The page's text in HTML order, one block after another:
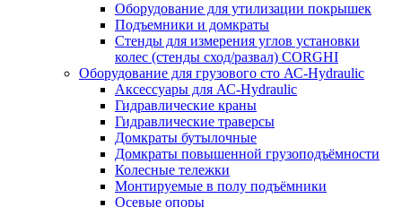
Оборудование для утилизации покрышек
Подъемники и домкраты
Стенды для измерения углов установки
колес (стенды сход/развал) CORGHI
Оборудование для грузового сто АС-Hydraulic
Аксессуары для АС-Hydraulic
Гидравлические краны
Гидравлические траверсы
Домкраты бутылочные
Домкраты повышенной грузоподъёмности
Колесные тележки
Монтируемые в полу подъёмники
Осевые опоры